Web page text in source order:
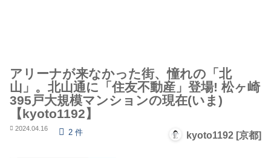
アリーナが来なかった街、憧れの「北
山」。北山通に「住友不動産」登場! 松ヶ崎
395戸大規模マンションの現在(いま)
【kyoto1192】
2024.04.16 2 件 kyoto1192 [京都]